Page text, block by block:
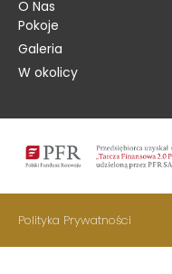
O Nas
Pokoje
Galeria
W okolicy
Polityka Prywatności